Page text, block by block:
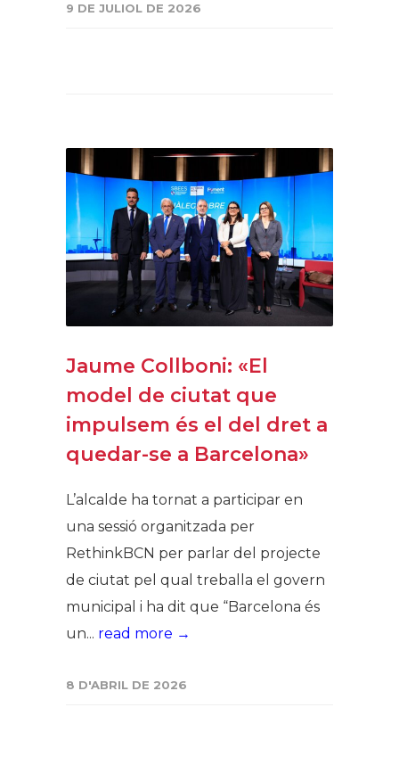
9 DE JULIOL DE 2026
Jaume Collboni: «El
model de ciutat que
impulsem és el del dret a
quedar-se a Barcelona»
L’alcalde ha tornat a participar en
una sessió organitzada per
RethinkBCN per parlar del projecte
de ciutat pel qual treballa el govern
municipal i ha dit que “Barcelona és
un... read more →
8 D'ABRIL DE 2026